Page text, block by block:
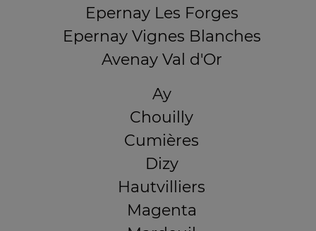
Epernay Les Forges
Epernay Vignes Blanches
Avenay Val d'Or
Ay
Chouilly
Cumières
Dizy
Hautvilliers
Magenta